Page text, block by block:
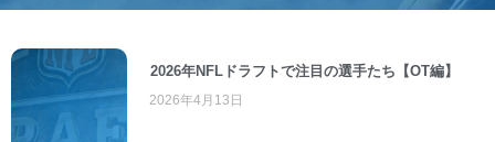
2026年NFLドラフトで注目の選手たち【OT編】
2026年4月13日